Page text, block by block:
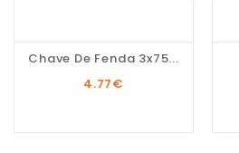
Chave De Fenda 3x75...
4.77€